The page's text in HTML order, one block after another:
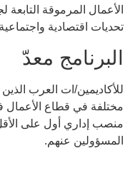
تحديات اقتصادية
البرنامج معدّ
للأكاديمين/ات العرب
مختلفة في قطاع الأعمال
منصب إداري أول على
المسؤولين عنهم.